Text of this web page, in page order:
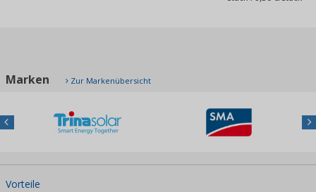
Marken Zur Markenübersicht
Vorteile